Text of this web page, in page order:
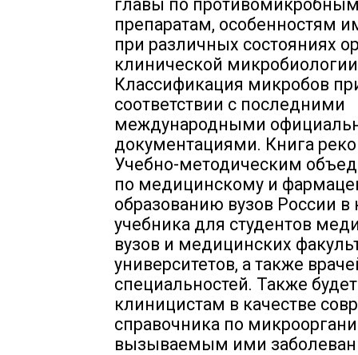
главы по
препаратам, особенностям
при различных состояниях
клинической
Классификация микробов
соответствии с последними
международными
документациями. Книга
Учебно-методическим
по медицинскому и
образованию вузов России в
учебника для студентов
вузов и медицинских
университетов, а также
специальностей. Также
клиницистам в качестве
справочника по
вызываемым ими